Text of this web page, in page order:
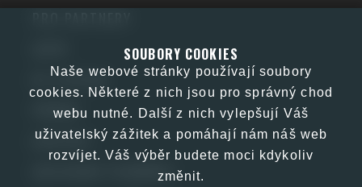
KE STAŽENÍ
PŘÍBĚH
KONTAKT
OBCHODNÍ PODMÍNKY
SOUBORY COOKIES
Naše webové stránky používají soubory
cookies. Některé z nich jsou pro správný chod
webu nutné. Další z nich vylepšují Váš
uživatelský zážitek a pomáhají nám náš web
rozvíjet. Váš výběr budete moci kdykoliv
změnit.